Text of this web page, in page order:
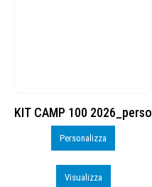
KIT CAMP 100 2026_perso
Personalizza
Visualizza